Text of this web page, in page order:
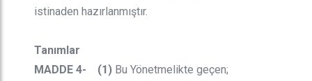
istinaden hazırlanmıştır.
Tanımlar
MADDE 4- (1) Bu Yönetmelikte geçen;